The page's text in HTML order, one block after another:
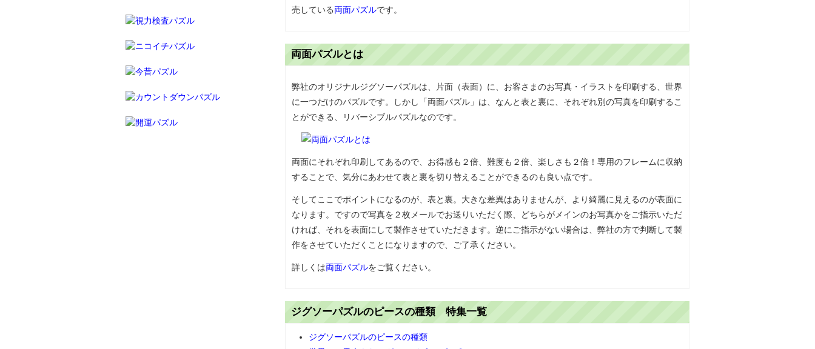
売している両面パズルです。
両面パズルとは
弊社のオリジナルジグソーパズルは、片面（表面）に、お客さまのお写真・イラストを印刷する、世界
に一つだけのパズルです。しかし「両面パズル」は、なんと表と裏に、それぞれ別の写真を印刷するこ
とができる、リバーシブルパズルなのです。
両面にそれぞれ印刷してあるので、お得感も２倍、難度も２倍、楽しさも２倍！専用のフレームに収納
することで、気分にあわせて表と裏を切り替えることができるのも良い点です。
そしてここでポイントになるのが、表と裏。大きな差異はありませんが、より綺麗に見えるのが表面に
なります。ですので写真を２枚メールでお送りいただく際、どちらがメインのお写真かをご指示いただ
ければ、それを表面にして製作させていただきます。逆にご指示がない場合は、弊社の方で判断して製
作をさせていただくことになりますので、ご了承ください。
詳しくは両面パズルをご覧ください。
ジグソーパズルのピースの種類 特集一覧
ジグソーパズルのピースの種類